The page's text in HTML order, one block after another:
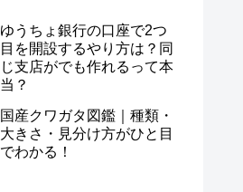
ゆうちょ銀行の口座で2つ
目を開設するやり方は？同
じ支店がでも作れるって本
当？
国産クワガタ図鑑｜種類・
大きさ・見分け方がひと目
でわかる！